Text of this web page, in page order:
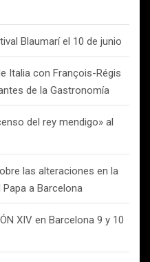
Blaumarí el 10 de junio
Italia con François-Régis
de la Gastronomía
del rey mendigo» al
las alteraciones en la
a Barcelona
XIV en Barcelona 9 y 10